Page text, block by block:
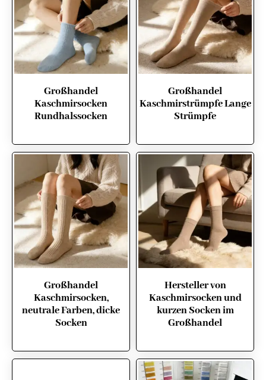
Großhandel
Kaschmirsocken
Rundhalssocken
Großhandel
Kaschmirstrümpfe Lange
Strümpfe
Großhandel
Kaschmirsocken,
neutrale Farben, dicke
Socken
Hersteller von
Kaschmirsocken und
kurzen Socken im
Großhandel